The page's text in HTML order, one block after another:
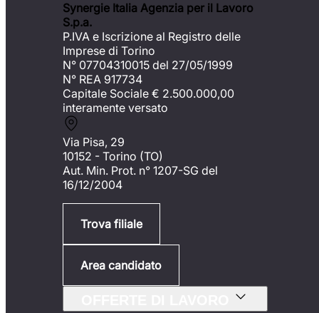
Synergie Italia Agenzia per il Lavoro
S.p.a.
P.IVA e Iscrizione al Registro delle
Imprese di Torino
N° 07704310015 del 27/05/1999
N° REA 917734
Capitale Sociale € 2.500.000,00
interamente versato
Via Pisa, 29
10152 - Torino (TO)
Aut. Min. Prot. n° 1207-SG del
16/12/2004
Trova filiale
Area candidato